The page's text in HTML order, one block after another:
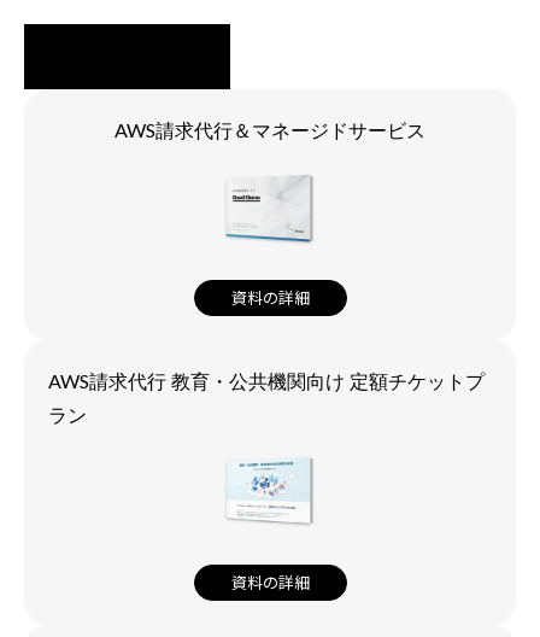
AWS請求代行＆マネージドサービス
資料の詳細
AWS請求代行 教育・公共機関向け 定額チケットプ
ラン
資料の詳細